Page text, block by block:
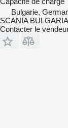
Bulgarie,
SCANIA BULGARIA
Contacter le